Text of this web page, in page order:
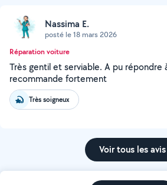
Nassima E.
posté le 18 mars 2026
Réparation voiture
Très gentil et serviable. A pu répondre
recommande fortement
Très soigneux
Voir tous les avis